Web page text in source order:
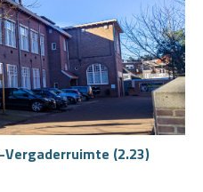
(2.23)